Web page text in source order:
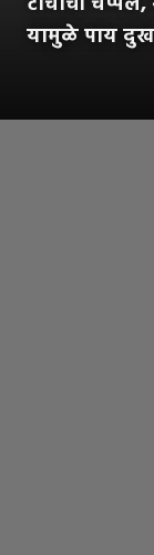
यामुळे पाय